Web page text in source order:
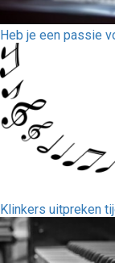
Heb je een passie
Klinkers uitpreken